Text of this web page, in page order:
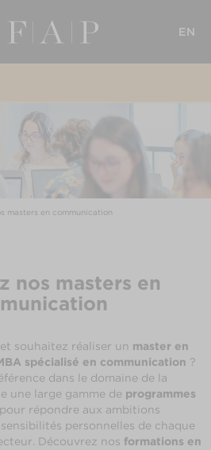
EN
masters en communication
nos masters en
souhaitez réaliser un master en
spécialisé en communication ?
dans le domaine de la
une large gamme de programmes
pour répondre aux ambitions
personnelles de chaque
Découvrez nos formations en